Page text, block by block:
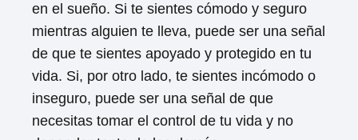
en el sueño. Si te sientes cómodo y seguro
mientras alguien te lleva, puede ser una señal
de que te sientes apoyado y protegido en tu
vida. Si, por otro lado, te sientes incómodo o
inseguro, puede ser una señal de que
necesitas tomar el control de tu vida y no